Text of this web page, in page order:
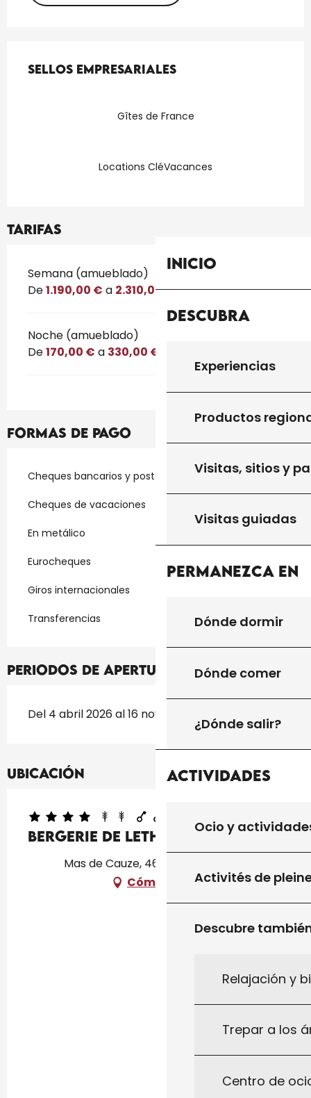
Inicio
Descubra
Experiencias
Productos
Visitas, sitios y
Visitas guiadas
Permanezca en
Dónde dormir
Dónde comer
¿Dónde salir?
Actividades
Ocio y
Activités de
Descubre
Relajación y
Trepar a los
Centro de
Sellos empresariales
Sellos empresariales
Gîtes de France
Locations CléVacances
Tarifas
Tarifas 2026
Semana (amueblado)
De1.190,00 € a 2.310,00 €
Noche (amueblado)
De170,00 € a 330,00 €
Formas de pago
Cheques bancarios y postales
Cheques de vacaciones
En metálico
Eurocheques
Giros internacionales
Transferencias
Periodos de apertura
Del 4 abril 2026 al 16 noviembre 2026
Ubicación
Bergerie De Leth
Mas de Cauze, 46300 Saint-Projet
Cómo llegar